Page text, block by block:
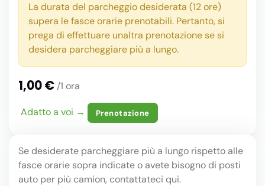
La durata del parcheggio desiderata (12 ore)
supera le fasce orarie prenotabili. Pertanto, si
prega di effettuare unaltra prenotazione se si
desidera parcheggiare più a lungo.
1,00 € /1 ora
Adatto a voi → Prenotazione
Se desiderate parcheggiare più a lungo rispetto alle
fasce orarie sopra indicate o avete bisogno di posti
auto per più camion, contattateci qui.